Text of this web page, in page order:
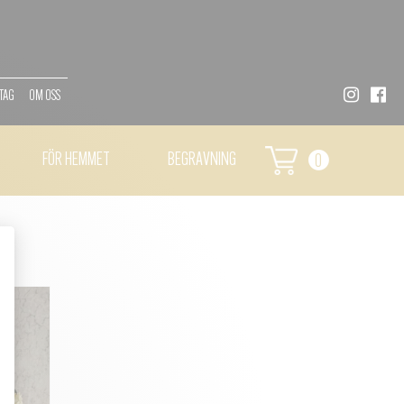
OM OSS
FÖR HEMMET BEGRAVNING 0